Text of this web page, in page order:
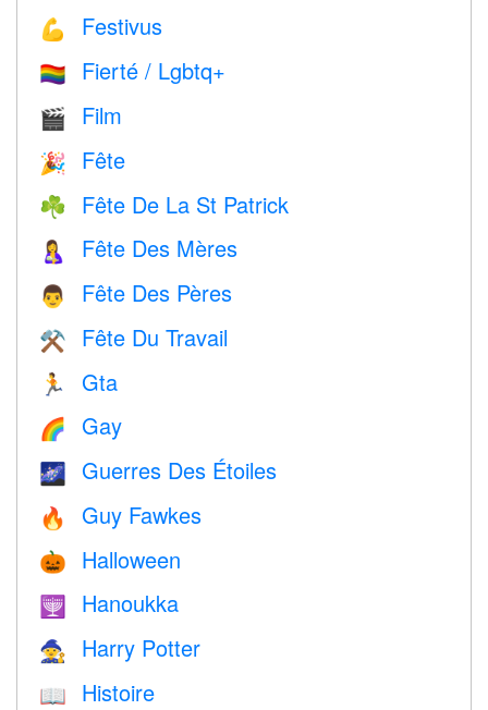
💪 Festivus
🏳️‍🌈 Fierté / Lgbtq+
🎬 Film
🎉 Fête
☘️ Fête De La St Patrick
🤱 Fête Des Mères
👨 Fête Des Pères
⚒️ Fête Du Travail
🏃 Gta
🌈 Gay
🌌 Guerres Des Étoiles
🔥 Guy Fawkes
🎃 Halloween
🕎 Hanoukka
🧙 Harry Potter
📖 Histoire